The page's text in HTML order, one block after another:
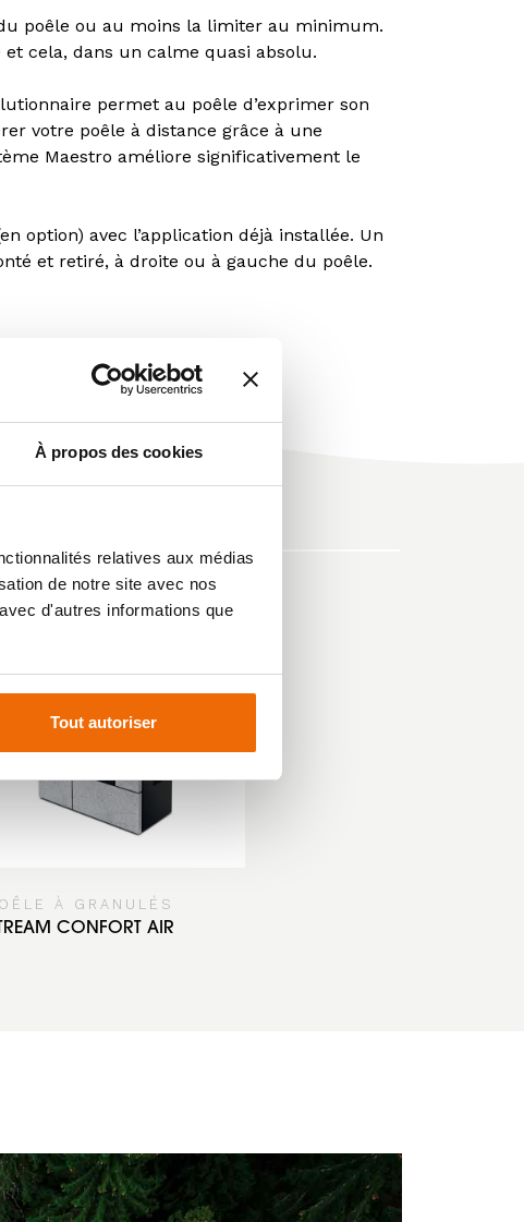
À propos des cookies
relatives aux médias
de notre site avec nos
d'autres informations que
Tout autoriser
poêle ou au moins la limiter au minimum.
cela, dans un calme quasi absolu.
permet au poêle d’exprimer son
votre poêle à distance grâce à une
Maestro améliore significativement le
option) avec l’application déjà installée. Un
et retiré, à droite ou à gauche du poêle.
À GRANULÉS
CONFORT AIR